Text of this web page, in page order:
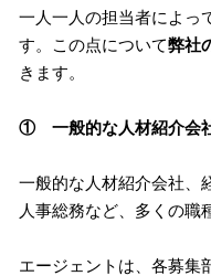
一人一人の担当者によっ
す。この点について弊社
きます。
① 一般的な人材紹介会
一般的な人材紹介会社、
人事総務など、多くの職
エージェントは、各募集